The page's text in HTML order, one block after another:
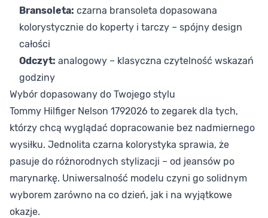
Bransoleta: czarna bransoleta dopasowana
kolorystycznie do koperty i tarczy – spójny design
całości
Odczyt: analogowy – klasyczna czytelność wskazań
godziny
Wybór dopasowany do Twojego stylu
Tommy Hilfiger Nelson 1792026 to zegarek dla tych,
którzy chcą wyglądać dopracowanie bez nadmiernego
wysiłku. Jednolita czarna kolorystyka sprawia, że
pasuje do różnorodnych stylizacji – od jeansów po
marynarkę. Uniwersalność modelu czyni go solidnym
wyborem zarówno na co dzień, jak i na wyjątkowe
okazje.